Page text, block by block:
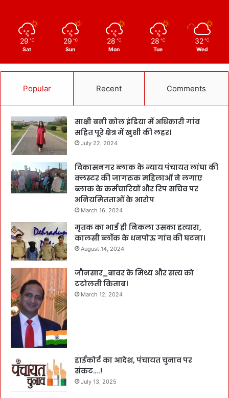
29 ℃
Sat
29 ℃
Sun
28 ℃
Mon
28 ℃
Tue
32 ℃
Wed
Popular Recent Comments
साक्षी बनी कोल इंडिया में अधिकारी गांव
सहित पूरे क्षेत्र में खुशी की लहर।
July 22, 2024
विकासनगर ब्लाक के न्याय पंचायत लांघा की
क्लस्टर की जागरुक महिलाओं ने लगाए
ब्लाक के कर्मचारियों और रिप सचिव पर
अनियमितताओं के आरोप
March 16, 2024
मृतक का भाई ही निकला उसका हत्यारा,
कालसी ब्लॉक के धनपोऊ गांव की घटना।
August 14, 2024
जौनसार_बावर के मिथ्य और सत्य को
टटोलती किताब।
March 12, 2024
हाईकोर्ट का आदेश, पंचायत चुनाव पर
संकट….!
July 13, 2025